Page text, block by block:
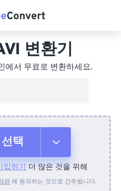
변환기
에서 무료로 변환하세요.
택
서
입하기 더 많은 것을 위해
관에 동의하는 것으로 간주됩니다.